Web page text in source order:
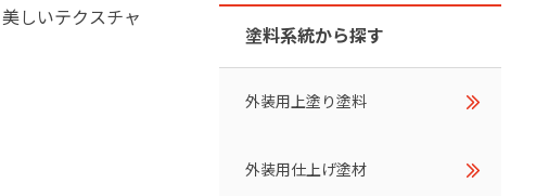
THERMOEYE サーモアイ
ダンジオーラシステム
扱いについて
しいテクスチャ
塗料系統から探す
外装用上塗り塗料
外装用仕上げ塗材